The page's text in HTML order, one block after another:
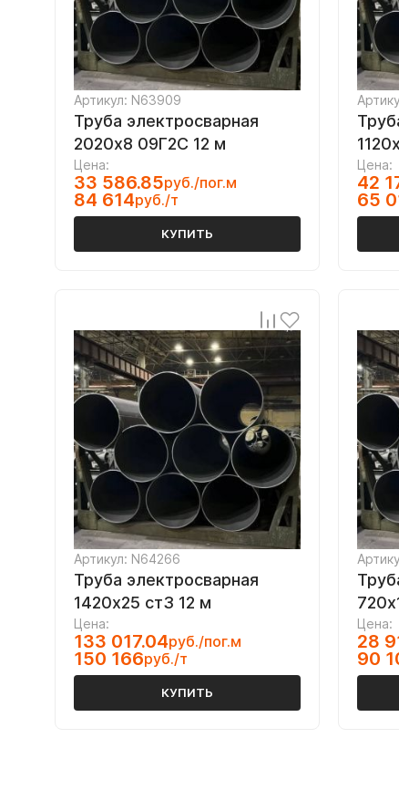
Артикул: N63909
Труба электросварная
2020х8 09Г2С 12 м
Цена:
33 586.85руб./пог.м
84 614руб./т
КУПИТЬ
Цена:
42
65
Артикул: N64266
Труба электросварная
1420х25 ст3 12 м
Цена:
133 017.04руб./пог.м
150 166руб./т
КУПИТЬ
Цена:
28
90